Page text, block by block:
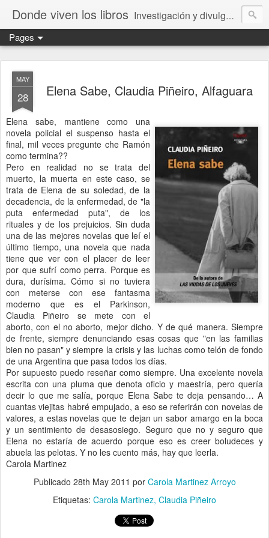
Donde viven los libros Investigación y divulgación de libros para niños y jóvenes. Librería especializada.
Pages
MAY
28 Elena Sabe, Claudia Piñeiro, Alfaguara
Elena sabe, mantiene como una
novela policial el suspenso hasta el
final, mil veces pregunte che Ramón
como termina??
Pero en realidad no se trata del
muerto, la muerta en este caso, se
trata de Elena de su soledad, de la
decadencia, de la enfermedad, de "la
puta enfermedad puta", de los
rituales y de los prejuicios. Sin duda
una de las mejores novelas que leí el
último tiempo, una novela que nada
tiene que ver con el placer de leer
por que sufrí como perra. Porque es
dura, durísima. Cómo si no tuviera
con meterse con ese fantasma
moderno que es el Parkinson,
Claudia Piñeiro se mete con el
aborto, con el no aborto, mejor dicho. Y de qué manera. Siempre
de frente, siempre denunciando esas cosas que "en las familias
bien no pasan" y siempre la crisis y las luchas como telón de fondo
de una Argentina que pasa todos los días.
Por supuesto puedo reseñar como siempre. Una excelente novela
escrita con una pluma que denota oficio y maestría, pero quería
decir lo que me salía, porque Elena Sabe te deja pensando… A
cuantas viejitas habré empujado, a eso se referirán con novelas de
valores, a estas novelas que te dejan un sabor amargo en la boca
y un sentimiento de desasosiego. Seguro que no y seguro que
Elena no estaría de acuerdo porque eso es creer boludeces y
abuela las pelotas. Y no les cuento más, hay que leerla.
Carola Martinez
Publicado 28th May 2011 por Carola Martinez Arroyo
Etiquetas: Carola Martinez Claudia Piñeiro